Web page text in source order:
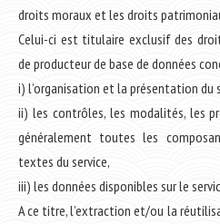
droits moraux et les droits
Celui-ci est titulaire exclusif des
de producteur de base de données
i) l’organisation et la présentation du
ii) les contrôles, les modalités, les
généralement toutes les
textes du service,
iii) les données disponibles sur le
A ce titre, l’extraction et/ou la